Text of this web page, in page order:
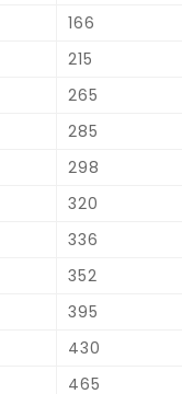
166
215
265
285
298
320
336
352
395
430
465